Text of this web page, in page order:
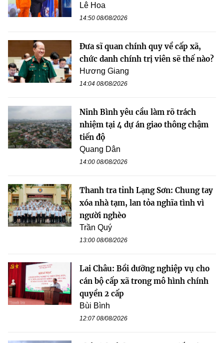
Lê Hoa
14:50 08/08/2026
Đưa sĩ quan chính quy về cấp xã,
chức danh chính trị viên sẽ thế nào?
Hương Giang
14:04 08/08/2026
Ninh Bình yêu cầu làm rõ trách
nhiệm tại 4 dự án giao thông chậm
tiến độ
Quang Dân
14:00 08/08/2026
Thanh tra tỉnh Lạng Sơn: Chung tay
xóa nhà tạm, lan tỏa nghĩa tình vì
người nghèo
Trần Quý
13:00 08/08/2026
Lai Châu: Bồi dưỡng nghiệp vụ cho
cán bộ cấp xã trong mô hình chính
quyền 2 cấp
Bùi Bình
12:07 08/08/2026